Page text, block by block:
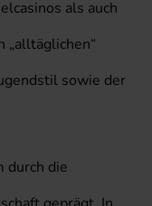
als auch
„alltäglichen“
sowie der
durch die